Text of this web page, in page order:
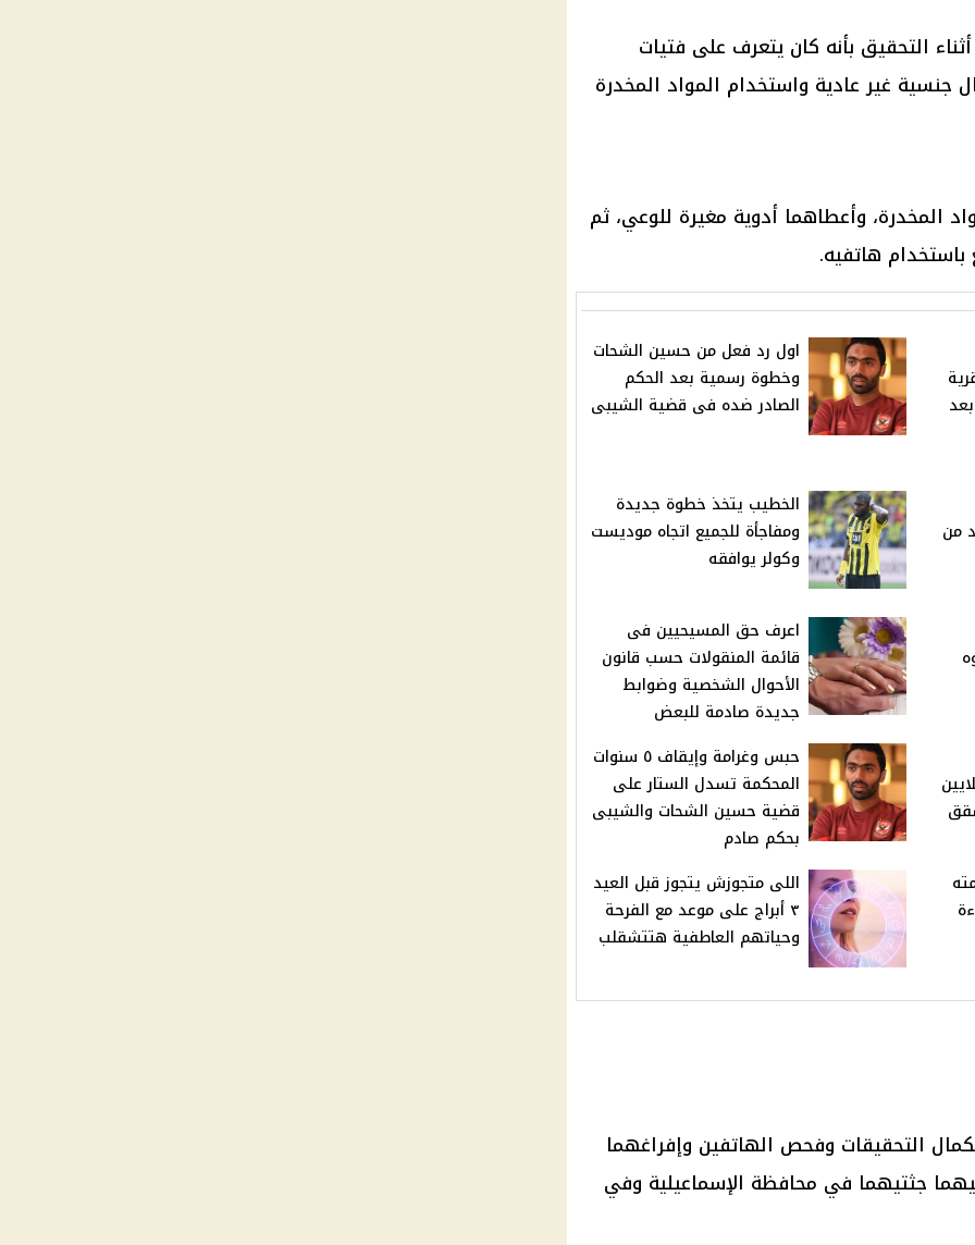
التحقيق بأنه كان يتعرف على فتيات
جنسية غير عادية واستخدام المواد المخدرة
المخدرة، وأعطاهما أدوية مغيرة للوعي، ثم
هاتفيه.
اول رد فعل من حسين الشحات
وخطوة رسمية بعد الحكم
الصادر ضده فى قضية الشيبى
من
الخطيب يتخذ خطوة جديدة
ومفاجأة للجميع اتجاه موديست
وكولر يوافقه
اعرف حق المسيحيين فى
قائمة المنقولات حسب قانون
الأحوال الشخصية وضوابط
جديدة صادمة للبعض
حبس وغرامة وإيقاف ٥ سنوات
المحكمة تسدل الستار على
قضية حسين الشحات والشيبى
بحكم صادم
اللى متجوزش يتجوز قبل العيد
٣ أبراج على موعد مع الفرحة
وحياتهم العاطفية هتتشقلب
التحقيقات وفحص الهاتفين وإفراغهما
جثتيهما في محافظة الإسماعيلية وفي